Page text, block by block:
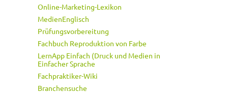
Online-Marketing-Lexikon
MedienEnglisch
Prüfungsvorbereitung
Fachbuch Reproduktion von Farbe
LernApp Einfach (Druck und Medien in
Einfacher Sprache
Fachpraktiker-Wiki
Branchensuche